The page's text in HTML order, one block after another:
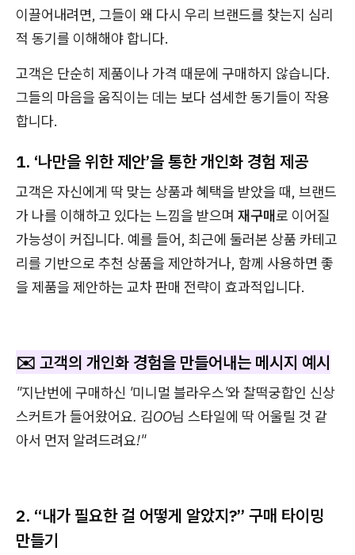
이끌어내려면, 그들이 왜 다시 우리 브랜드를 찾는지 심리
적 동기를 이해해야 합니다.
고객은 단순히 제품이나 가격 때문에 구매하지 않습니다.
그들의 마음을 움직이는 데는 보다 섬세한 동기들이 작용
합니다.
1. ‘나만을 위한 제안’을 통한 개인화 경험 제공
고객은 자신에게 딱 맞는 상품과 혜택을 받았을 때, 브랜드
가 나를 이해하고 있다는 느낌을 받으며 재구매로 이어질
가능성이 커집니다. 예를 들어, 최근에 둘러본 상품 카테고
리를 기반으로 추천 상품을 제안하거나, 함께 사용하면 좋
을 제품을 제안하는 교차 판매 전략이 효과적입니다.
✉️ 고객의 개인화 경험을 만들어내는 메시지 예시
"지난번에 구매하신 '미니멀 블라우스'와 찰떡궁합인 신상
스커트가 들어왔어요. 김OO님 스타일에 딱 어울릴 것 같
아서 먼저 알려드려요!"
2. “내가 필요한 걸 어떻게 알았지?” 구매 타이밍
만들기